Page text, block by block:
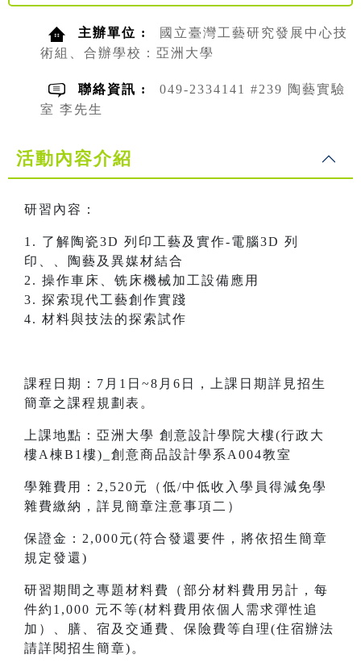
主辦單位 :
國立臺灣工藝研究發展中心技
術組、合辦學校：亞洲大學
聯絡資訊 :
049-2334141 #239 陶藝實驗
室 李先生
活動內容介紹
研習內容：
1. 了解陶瓷3D 列印工藝及實作-電腦3D 列
印、、陶藝及異媒材結合
2. 操作車床、铣床機械加工設備應用
3. 探索現代工藝創作實踐
4. 材料與技法的探索試作
課程日期：7月1日~8月6日，上課日期詳見招生
簡章之課程規劃表。
上課地點：亞洲大學 創意設計學院大樓(行政大
樓A棟B1樓)_創意商品設計學系A004教室
學雜費用：2,520元（低/中低收入學員得減免學
雜費繳納，詳見簡章注意事項二）
保證金：2,000元(符合發還要件，將依招生簡章
規定發還)
研習期間之專題材料費（部分材料費用另計，每
件約1,000 元不等(材料費用依個人需求彈性追
加）、膳、宿及交通費、保險費等自理(住宿辦法
請詳閱招生簡章)。